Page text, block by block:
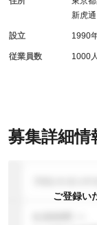
募集詳細情
ご登録い
新虎
設立 1990
従業員数 1000人